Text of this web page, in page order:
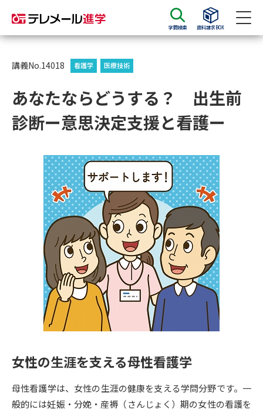
学問検索 資料請求BOX
資料請求
大学・短大の資料種類から請求
総合型選抜・学校推薦型選抜 募
集要項＆願書
大学入学共通テスト利用選抜の
募集要項＆願書
過去問題集
大学・短大以外の資料から請求
専門学校の資料請求 大学院の資料請求
留学・進学関連、塾・予備校
大学入学共通テスト「受験案
内」の請求
大学入学共通テスト「受験上の
配慮案内」の請求
高等学校卒業程度認定試験
幼稚園教員資格認定試験 小学校教員資格認定試験
高等学校（情報）教員資格認定
試験
講義No.14018 看護学 医療技術
あなたならどうする？ 出生前
診断ー意思決定支援と看護ー
女性の生涯を支える母性看護学
母性看護学は、女性の生涯の健康を支える学問分野です。一
般的には妊娠・分娩・産褥（さんじょく）期の女性の看護を